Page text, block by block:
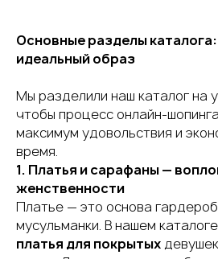
Основные разделы
идеальный образ
Мы разделили наш каталог на
чтобы процесс онлайн-
максимум удовольствия и
время.
1. Платья и сарафаны —
женственности
Платье — это основа
мусульманки. В нашем
платья для покрытых